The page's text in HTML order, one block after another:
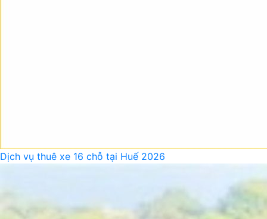
Dịch vụ thuê xe 16 chỗ tại Huế 2026